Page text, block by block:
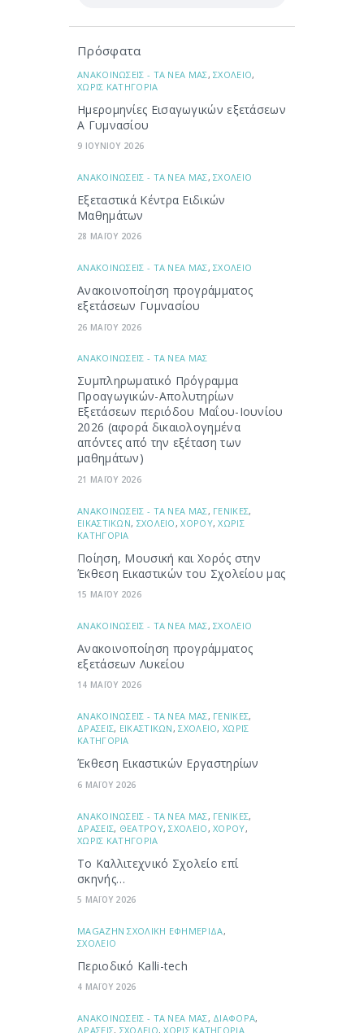
Πρόσφατα
ΑΝΑΚΟΙΝΩΣΕΙΣ - ΤΑ ΝΕΑ ΜΑΣ,ΣΧΟΛΕΙΟ,
ΧΩΡΙΣ ΚΑΤΗΓΟΡΙΑ
Ημερομηνίες Εισαγωγικών εξετάσεων
Α Γυμνασίου
9 ΙΟΥΝΙΟΥ 2026
ΑΝΑΚΟΙΝΩΣΕΙΣ - ΤΑ ΝΕΑ ΜΑΣ,ΣΧΟΛΕΙΟ
Εξεταστικά Κέντρα Ειδικών
Μαθημάτων
28 ΜΑΪΟΥ 2026
ΑΝΑΚΟΙΝΩΣΕΙΣ - ΤΑ ΝΕΑ ΜΑΣ,ΣΧΟΛΕΙΟ
Ανακοινοποίηση προγράμματος
εξετάσεων Γυμνασίου
26 ΜΑΪΟΥ 2026
ΑΝΑΚΟΙΝΩΣΕΙΣ - ΤΑ ΝΕΑ ΜΑΣ
Συμπληρωματικό Πρόγραμμα
Προαγωγικών-Απολυτηρίων
Εξετάσεων περιόδου Μαΐου-Ιουνίου
2026 (αφορά δικαιολογημένα
απόντες από την εξέταση των
μαθημάτων)
21 ΜΑΪΟΥ 2026
ΑΝΑΚΟΙΝΩΣΕΙΣ - ΤΑ ΝΕΑ ΜΑΣ, ΓΕΝΙΚΕΣ,
ΕΙΚΑΣΤΙΚΩΝ, ΣΧΟΛΕΙΟ ,ΧΟΡΟΥ,ΧΩΡΙΣ
ΚΑΤΗΓΟΡΙΑ
Ποίηση, Μουσική και Χορός στην
Έκθεση Εικαστικών του Σχολείου μας
15 ΜΑΪΟΥ 2026
ΑΝΑΚΟΙΝΩΣΕΙΣ - ΤΑ ΝΕΑ ΜΑΣ,ΣΧΟΛΕΙΟ
Ανακοινοποίηση προγράμματος
εξετάσεων Λυκείου
14 ΜΑΪΟΥ 2026
ΑΝΑΚΟΙΝΩΣΕΙΣ - ΤΑ ΝΕΑ ΜΑΣ, ΓΕΝΙΚΕΣ,
ΔΡΑΣΕΙΣ, ΕΙΚΑΣΤΙΚΩΝ,ΣΧΟΛΕΙΟ,ΧΩΡΙΣ
ΚΑΤΗΓΟΡΙΑ
Έκθεση Εικαστικών Εργαστηρίων
6 ΜΑΪΟΥ 2026
ΑΝΑΚΟΙΝΩΣΕΙΣ - ΤΑ ΝΕΑ ΜΑΣ, ΓΕΝΙΚΕΣ,
ΔΡΑΣΕΙΣ, ΘΕΑΤΡΟΥ,ΣΧΟΛΕΙΟ ,ΧΟΡΟΥ,
ΧΩΡΙΣ ΚΑΤΗΓΟΡΙΑ
Το Καλλιτεχνικό Σχολείο επί
σκηνής…
5 ΜΑΪΟΥ 2026
ΜAGAZHN ΣΧΟΛΙΚΗ ΕΦΗΜΕΡΙΔΑ,
ΣΧΟΛΕΙΟ
Περιοδικό Kalli-tech
4 ΜΑΪΟΥ 2026
ΑΝΑΚΟΙΝΩΣΕΙΣ - ΤΑ ΝΕΑ ΜΑΣ, ΔΙΑΦΟΡΑ,
ΔΡΑΣΕΙΣ, ΣΧΟΛΕΙΟ,ΧΩΡΙΣ ΚΑΤΗΓΟΡΙΑ